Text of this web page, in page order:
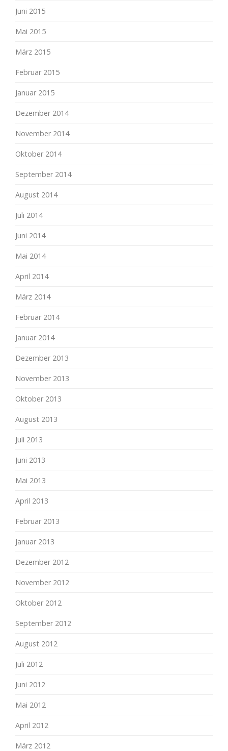
Juni 2015
Mai 2015
März 2015
Februar 2015
Januar 2015
Dezember 2014
November 2014
Oktober 2014
September 2014
August 2014
Juli 2014
Juni 2014
Mai 2014
April 2014
März 2014
Februar 2014
Januar 2014
Dezember 2013
November 2013
Oktober 2013
August 2013
Juli 2013
Juni 2013
Mai 2013
April 2013
Februar 2013
Januar 2013
Dezember 2012
November 2012
Oktober 2012
September 2012
August 2012
Juli 2012
Juni 2012
Mai 2012
April 2012
März 2012